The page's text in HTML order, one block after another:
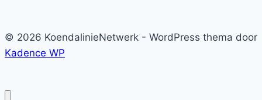
© 2026 KoendalinieNetwerk - WordPress thema door
Kadence WP